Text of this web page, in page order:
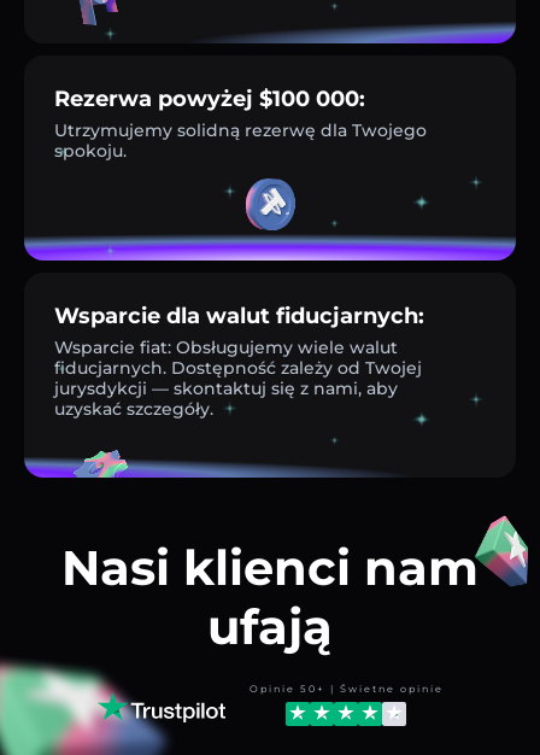
Rezerwa powyżej $100 000:
Utrzymujemy solidną rezerwę dla Twojego
spokoju.
Wsparcie dla walut fiducjarnych:
Wsparcie fiat: Obsługujemy wiele walut
fiducjarnych. Dostępność zależy od Twojej
jurysdykcji — skontaktuj się z nami, aby
uzyskać szczegóły.
Nasi klienci nam
ufają
Opinie 50+ | Świetne opinie